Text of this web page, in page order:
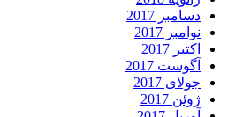
دسامبر 2017
نوامبر 2017
اکتبر 2017
آگوست 2017
جولای 2017
ژوئن 2017